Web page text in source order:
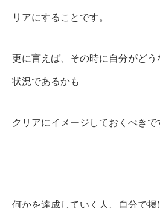
リアにすることです。
更に言えば、その時に自分がど
状況であるかも
クリアにイメージしておくべきで
何かを達成していく人、自分で